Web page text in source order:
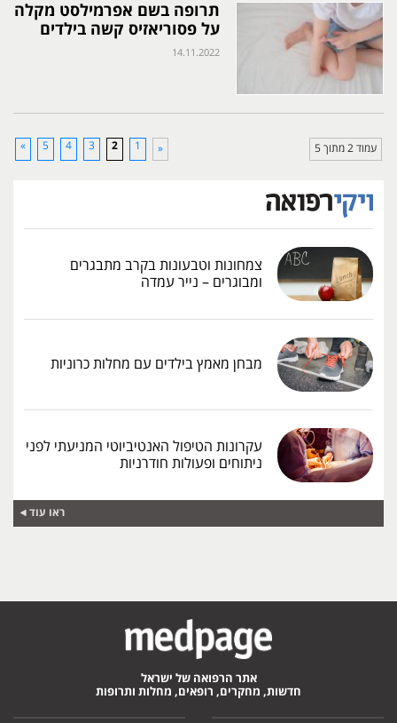
תרופה בשם אפרמילסט מקלה
על פסוריאזיס קשה בילדים
14.11.2022
עמוד 2 מתוך 5 «
1
2
3
4
5
»
צמחונות וטבעונות בקרב מתבגרים
ומבוגרים – נייר עמדה
מבחן מאמץ בילדים עם מחלות כרוניות
עקרונות הטיפול האנטיביוטי המניעתי לפני
ניתוחים ופעולות חודרניות
ראו עוד
אתר הרפואה של ישראל
חדשות, מחקרים, רופאים, מחלות ותרופות